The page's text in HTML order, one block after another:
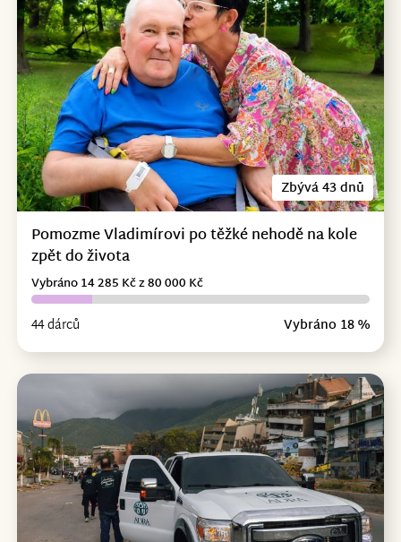
Zbývá 43 dnů
Pomozme Vladimírovi po těžké nehodě na kole
zpět do života
44 dárců Vybráno 18 %
Vybráno 14 285 Kč z 80 000 Kč